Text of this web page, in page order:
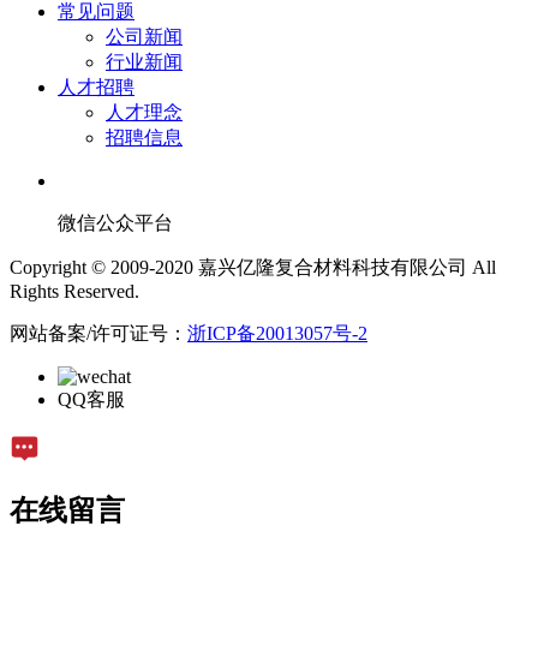
常见问题
公司新闻
行业新闻
人才招聘
人才理念
招聘信息
微信公众平台
Copyright © 2009-2020 嘉兴亿隆复合材料科技有限公司 All
Rights Reserved.
网站备案/许可证号： 浙ICP备20013057号-2
QQ客服
在线留言